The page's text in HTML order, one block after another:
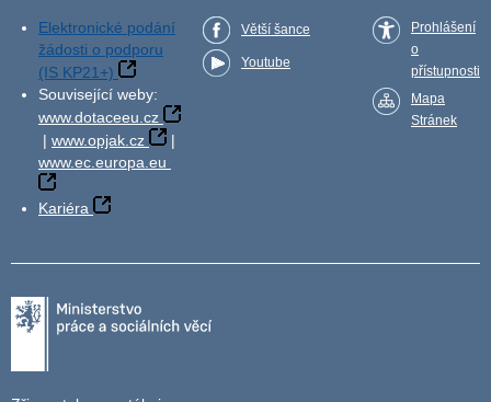
Elektronické podání
žádosti o podporu
(IS KP21+)
Související weby:
www.dotaceeu.cz
| www.opjak.cz
|
www.ec.europa.eu
Kariéra
Větší šance
Youtube
Prohlášení
o
přístupnosti
Mapa
Stránek